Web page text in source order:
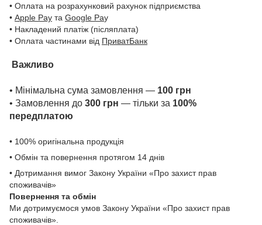
• Оплата на розрахунковий рахунок підприємства
• Apple Pay та Google Pay
• Накладений платіж (післяплата)
• Оплата частинами від ПриватБанк
Важливо
• Мінімальна сума замовлення — 100 грн
• Замовлення до 300 грн — тільки за 100%
передплатою
• 100% оригінальна продукція
• Обмін та повернення протягом 14 днів
• Дотримання вимог Закону України «Про захист прав
споживачів»
Повернення та обмін
Ми дотримуємося умов Закону України «Про захист прав
споживачів».